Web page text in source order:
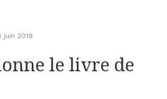
juin 2019
le livre de